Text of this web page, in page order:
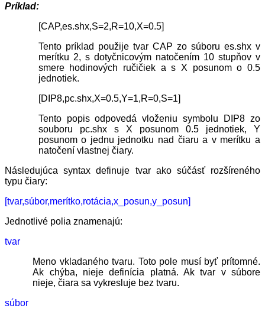
Príklad:
[CAP,es.shx,S=2,R=10,X=0.5]
Tento príklad použije tvar CAP zo súboru es.shx v
merítku 2, s dotyčnicovým natočením 10 stupňov v
smere hodinových ručičiek a s X posunom o 0.5
jednotiek.
[DIP8,pc.shx,X=0.5,Y=1,R=0,S=1]
Tento popis odpovedá vloženiu symbolu DIP8 zo
souboru pc.shx s X posunom 0.5 jednotiek, Y
posunom o jednu jednotku nad čiaru a v merítku a
natočení vlastnej čiary.
Následujúca syntax definuje tvar ako súčásť rozšíreného
typu čiary:
[tvar,súbor,merítko,rotácia,x_posun,y_posun]
Jednotlivé polia znamenajú:
tvar
Meno vkladaného tvaru. Toto pole musí byť prítomné.
Ak chýba, nieje definícia platná. Ak tvar v súbore
nieje, čiara sa vykresluje bez tvaru.
súbor